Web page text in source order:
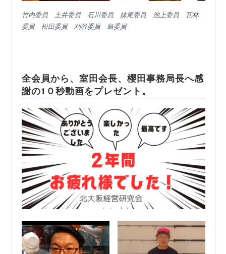
竹内委員 土井委員 石川委員 妹尾委員 池上委員 瓦林
委員 松田委員 刈谷委員 島委員
全会員から、室田会長、櫻田事務局長へ感
謝の1０秒動画をプレゼント。